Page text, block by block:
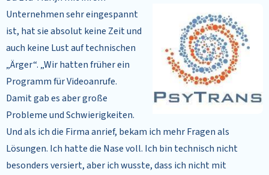
Unternehmen sehr eingespannt
ist, hat sie absolut keine Zeit und
auch keine Lust auf technischen
„Ärger“. „Wir hatten früher ein
Programm für Videoanrufe.
Damit gab es aber große
Probleme und Schwierigkeiten.
Und als ich die Firma anrief, bekam ich mehr Fragen als
Lösungen. Ich hatte die Nase voll. Ich bin technisch nicht
besonders versiert, aber ich wusste, dass ich nicht mit